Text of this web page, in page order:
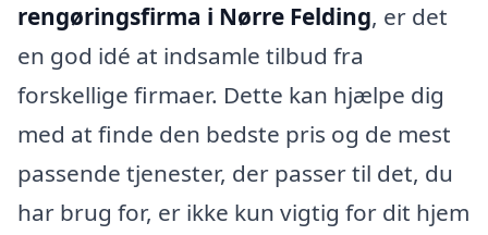
rengøringsfirma i Nørre Felding, er det
en god idé at indsamle tilbud fra
forskellige firmaer. Dette kan hjælpe dig
med at finde den bedste pris og de mest
passende tjenester, der passer til det, du
har brug for, er ikke kun vigtig for dit hjem